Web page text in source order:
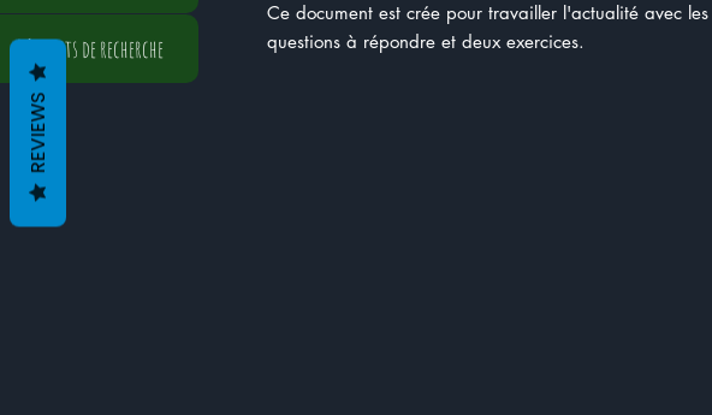
Ce document est crée pour travailler l'actualité avec
questions à répondre et deux exercices.
Résultats de recherche
REVIEWS